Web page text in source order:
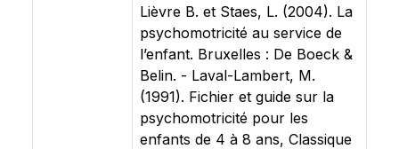
Lièvre B. et Staes, L. (2004). La
psychomotricité au service de
l’enfant. Bruxelles : De Boeck &
Belin. - Laval-Lambert, M.
(1991). Fichier et guide sur la
psychomotricité pour les
enfants de 4 à 8 ans, Classique